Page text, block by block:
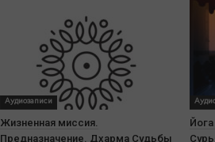
Аудиозаписи
Жизненная миссия.
Предназначение. Дхарма Судьбы